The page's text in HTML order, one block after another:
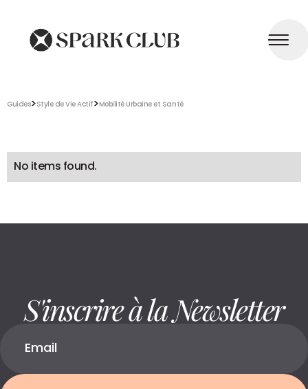
Guides>Style de Vie Actif>Mobilité Urbaine et Santé
No items found.
S'inscrire à la Newsletter